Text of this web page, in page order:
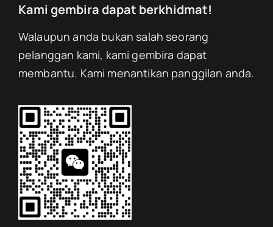
Kami gembira dapat berkhidmat!
Walaupun anda bukan salah seorang
pelanggan kami, kami gembira dapat
membantu. Kami menantikan panggilan anda.